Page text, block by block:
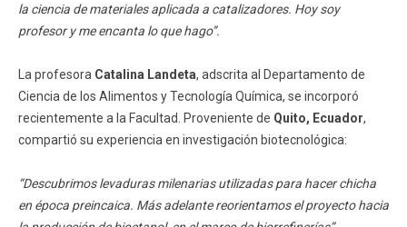
la ciencia de materiales aplicada a catalizadores. Hoy soy
profesor y me encanta lo que hago”.
La profesora Catalina Landeta, adscrita al Departamento de
Ciencia de los Alimentos y Tecnología Química, se incorporó
recientemente a la Facultad. Proveniente de Quito, Ecuador,
compartió su experiencia en investigación biotecnológica:
“Descubrimos levaduras milenarias utilizadas para hacer chicha
en época preincaica. Más adelante reorientamos el proyecto hacia